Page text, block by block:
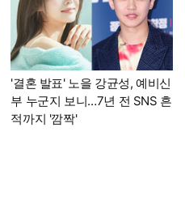
'결혼 발표' 노을 강균성, 예비신
부 누군지 보니…7년 전 SNS 흔
적까지 '깜짝'